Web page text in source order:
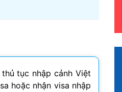
tục nhập cảnh Việt
hoặc nhận visa nhập